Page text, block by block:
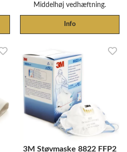
Middelhøj vedhæftning.
Info
3M Støvmaske 8822 FFP2